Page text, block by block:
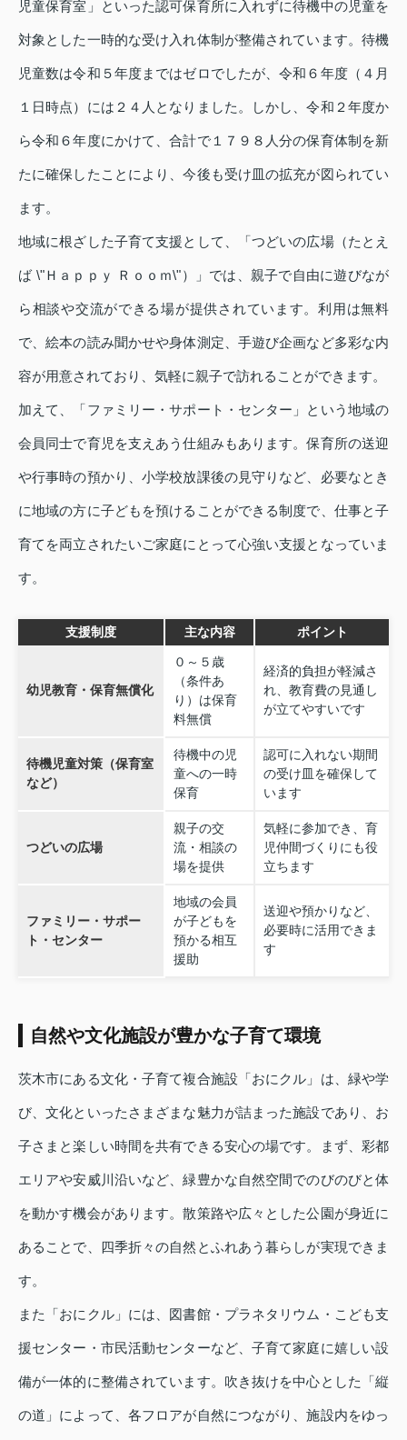
児童保育室」といった認可保育所に入れずに待機中の児童を
対象とした一時的な受け入れ体制が整備されています。待機
児童数は令和５年度まではゼロでしたが、令和６年度（４月
１日時点）には２４人となりました。しかし、令和２年度か
ら令和６年度にかけて、合計で１７９８人分の保育体制を新
たに確保したことにより、今後も受け皿の拡充が図られてい
ます。
地域に根ざした子育て支援として、「つどいの広場（たとえ
ば \"Ｈａｐｐｙ Ｒｏｏｍ\"）」では、親子で自由に遊びなが
ら相談や交流ができる場が提供されています。利用は無料
で、絵本の読み聞かせや身体測定、手遊び企画など多彩な内
容が用意されており、気軽に親子で訪れることができます。
加えて、「ファミリー・サポート・センター」という地域の
会員同士で育児を支えあう仕組みもあります。保育所の送迎
や行事時の預かり、小学校放課後の見守りなど、必要なとき
に地域の方に子どもを預けることができる制度で、仕事と子
育てを両立されたいご家庭にとって心強い支援となっていま
す。
支援制度 主な内容 ポイント
幼児教育・保育無償化
０～５歳
（条件あ
り）は保育
料無償
経済的負担が軽減さ
れ、教育費の見通し
が立てやすいです
待機児童対策（保育室
など）
待機中の児
童への一時
保育
認可に入れない期間
の受け皿を確保して
います
つどいの広場
親子の交
流・相談の
場を提供
気軽に参加でき、育
児仲間づくりにも役
立ちます
ファミリー・サポー
ト・センター
地域の会員
が子どもを
預かる相互
援助
送迎や預かりなど、
必要時に活用できま
す
自然や文化施設が豊かな子育て環境
茨木市にある文化・子育て複合施設「おにクル」は、緑や学
び、文化といったさまざまな魅力が詰まった施設であり、お
子さまと楽しい時間を共有できる安心の場です。まず、彩都
エリアや安威川沿いなど、緑豊かな自然空間でのびのびと体
を動かす機会があります。散策路や広々とした公園が身近に
あることで、四季折々の自然とふれあう暮らしが実現できま
す。
また「おにクル」には、図書館・プラネタリウム・こども支
援センター・市民活動センターなど、子育て家庭に嬉しい設
備が一体的に整備されています。吹き抜けを中心とした「縦
の道」によって、各フロアが自然につながり、施設内をゆっ